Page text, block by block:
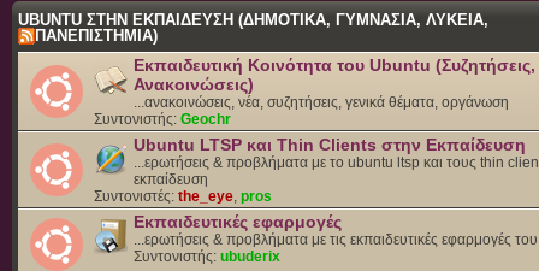
UBUNTU ΣΤΗΝ ΕΚΠΑΙΔΕΥΣΗ (ΔΗΜΟΤΙΚΑ, ΓΥΜΝΑΣΙΑ, ΛΥΚΕΙΑ,
ΠΑΝΕΠΙΣΤΗΜΙΑ)
Εκπαιδευτική Κοινότητα του Ubuntu
Ανακοινώσεις)
...ανακοινώσεις, νέα, συζητήσεις, γενικά θέματα, οργάνωση
Συντονιστής: Geochr
Ubuntu LTSP και Thin Clients στην Εκπαίδευση
...ερωτήσεις & προβλήματα με το ubuntu ltsp και τους thin
εκπαίδευση
Συντονιστές: the_eye pros
Εκπαιδευτικές εφαρμογές
...ερωτήσεις & προβλήματα με τις εκπαιδευτικές εφαρμογές
Συντονιστής: ubuderix